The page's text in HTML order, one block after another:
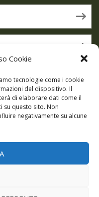
Cookie
tecnologie come i cookie
del dispositivo. Il
di elaborare dati come il
su questo sito. Non
negativamente su alcune